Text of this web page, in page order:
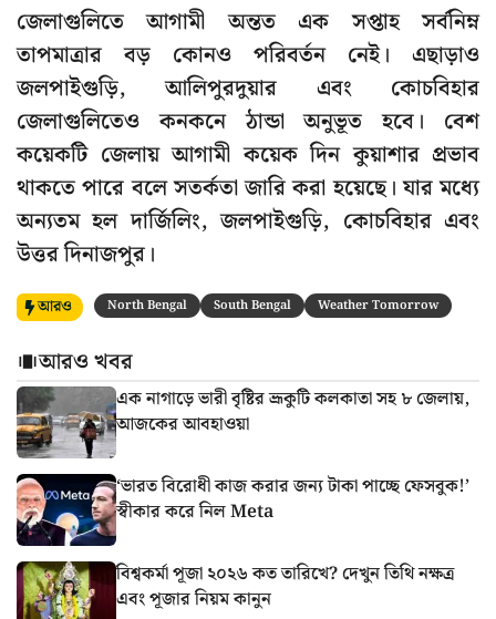
জেলাগুলিতে আগামী অন্তত এক সপ্তাহ সর্বনিম্ন
তাপমাত্রার বড় কোনও পরিবর্তন নেই। এছাড়াও
জলপাইগুড়ি, আলিপুরদুয়ার এবং কোচবিহার
জেলাগুলিতেও কনকনে ঠান্ডা অনুভূত হবে। বেশ
কয়েকটি জেলায় আগামী কয়েক দিন কুয়াশার প্রভাব
থাকতে পারে বলে সতর্কতা জারি করা হয়েছে। যার মধ্যে
অন্যতম হল দার্জিলিং, জলপাইগুড়ি, কোচবিহার এবং
উত্তর দিনাজপুর।
আরও North Bengal South Bengal Weather Tomorrow
আরও খবর
এক নাগাড়ে ভারী বৃষ্টির ভ্রূকুটি কলকাতা সহ ৮ জেলায়,
আজকের আবহাওয়া
‘ভারত বিরোধী কাজ করার জন্য টাকা পাচ্ছে ফেসবুক!’
স্বীকার করে নিল Meta
বিশ্বকর্মা পূজা ২০২৬ কত তারিখে? দেখুন তিথি নক্ষত্র
এবং পূজার নিয়ম কানুন